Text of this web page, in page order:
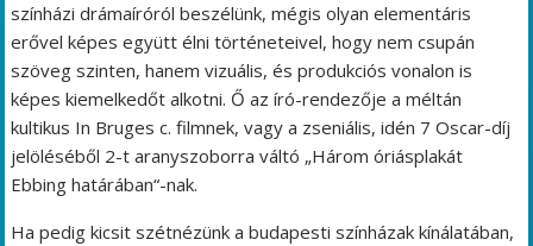
színházi drámaíróról beszélünk, mégis olyan elementáris
erővel képes együtt élni történeteivel, hogy nem csupán
szöveg szinten, hanem vizuális, és produkciós vonalon is
képes kiemelkedőt alkotni. Ő az író-rendezője a méltán
kultikus In Bruges c. filmnek, vagy a zseniális, idén 7 Oscar-díj
jelöléséből 2-t aranyszoborra váltó „Három óriásplakát
Ebbing határában“-nak.
Ha pedig kicsit szétnézünk a budapesti színházak kínálatában,